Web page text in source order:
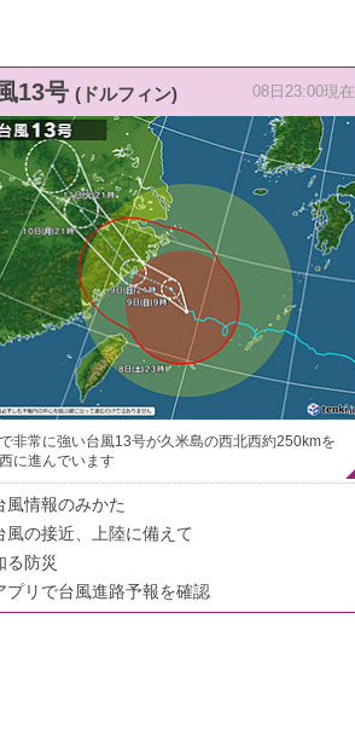
13号 (ドルフィン) 08日23:00現在
非常に強い台風13号が久米島の西北西約250kmを
に進んでいます
風情報のみかた
風の接近、上陸に備えて
る防災
プリで台風進路予報を確認